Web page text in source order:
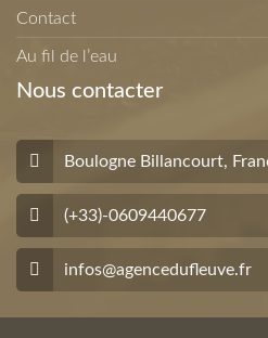
Contact
Au fil de l’eau
Nous contacter
Boulogne Billancourt,
(+33)-0609440677
infos@agencedufleuve.fr